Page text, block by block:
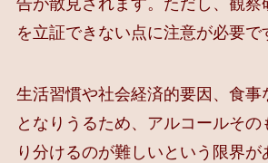
告が散見されます。ただし、観察
を立証できない点に注意が必要で
生活習慣や社会経済的要因、食事
となりうるため、アルコールその
り分けるのが難しいという限界が